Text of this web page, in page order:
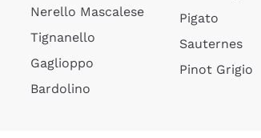
Nerello Mascalese
Tignanello
Gaglioppo
Bardolino
Pigato
Sauternes
Pinot Grigio